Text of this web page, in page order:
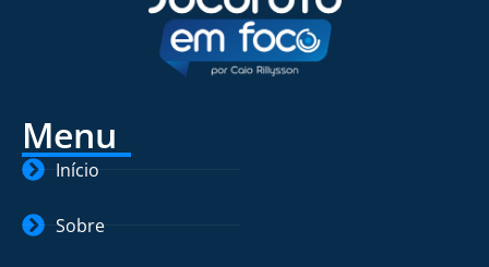
Menu
Início
Sobre